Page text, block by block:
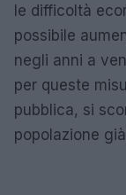
le difficoltà
possibile
negli anni a
per queste
pubblica, si
popolazione